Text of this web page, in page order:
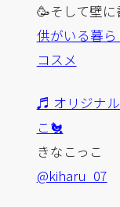
🥳そして壁
供がいる暮ら
コスメ
♬ オリジナル
こ🐔
きなこっこ
@kiharu_07